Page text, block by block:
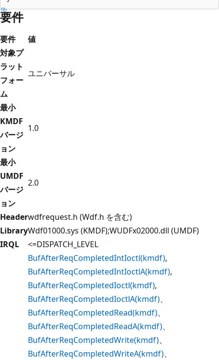
要件
要件
値
対象プ
ラット
フォー
ム
ユニバーサル
最小
KMDF
バージ
ョン
1.0
最小
UMDF
バージ
ョン
2.0
Headerwdfrequest.h (Wdf.h を含む)
LibraryWdf01000.sys (KMDF);WUDFx02000.dll (UMDF)
IRQL
<=DISPATCH_LEVEL
BufAfterReqCompletedIntIoctl(kmdf),
BufAfterReqCompletedIntIoctlA(kmdf),
BufAfterReqCompletedIoctl(kmdf),
BufAfterReqCompletedIoctlA(kmdf)、
BufAfterReqCompletedRead(kmdf)、
BufAfterReqCompletedReadA(kmdf)、
BufAfterReqCompletedWrite(kmdf)、
BufAfterReqCompletedWriteA(kmdf)、